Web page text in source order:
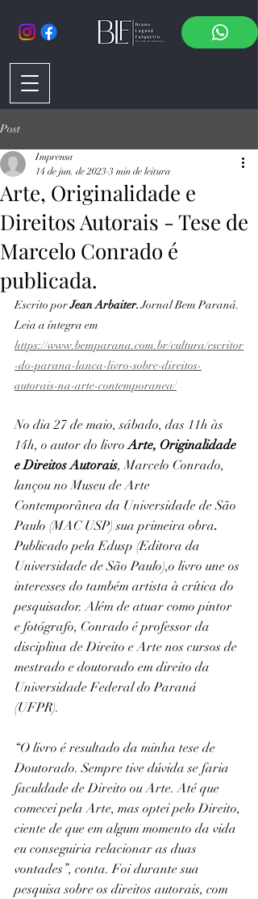
Post
Arte, Originalidade e
Direitos Autorais - Tese de
Marcelo Conrado é
publicada.
Imprensa
14 de jun. de 2023 3 min de leitura
Escrito por Jean Arbaiter. Jornal Bem Paraná.
Leia a íntegra em
https://www.bemparana.com.br/cultura/escritor
-do-parana-lanca-livro-sobre-direitos-
autorais-na-arte-contemporanea/
No dia 27 de maio, sábado, das 11h às
14h, o autor do livro Arte, Originalidade
e Direitos Autorais, Marcelo Conrado,
lançou no Museu de Arte
Contemporânea da Universidade de São
Paulo (MAC USP) sua primeira obra.
Publicado pela Edusp (Editora da
Universidade de São Paulo),o livro une os
interesses do também artista à crítica do
pesquisador. Além de atuar como pintor
e fotógrafo, Conrado é professor da
disciplina de Direito e Arte nos cursos de
mestrado e doutorado em direito da
Universidade Federal do Paraná
(UFPR).
“O livro é resultado da minha tese de
Doutorado. Sempre tive dúvida se faria
faculdade de Direito ou Arte. Até que
comecei pela Arte, mas optei pelo Direito,
ciente de que em algum momento da vida
eu conseguiria relacionar as duas
vontades”, conta. Foi durante sua
pesquisa sobre os direitos autorais, com